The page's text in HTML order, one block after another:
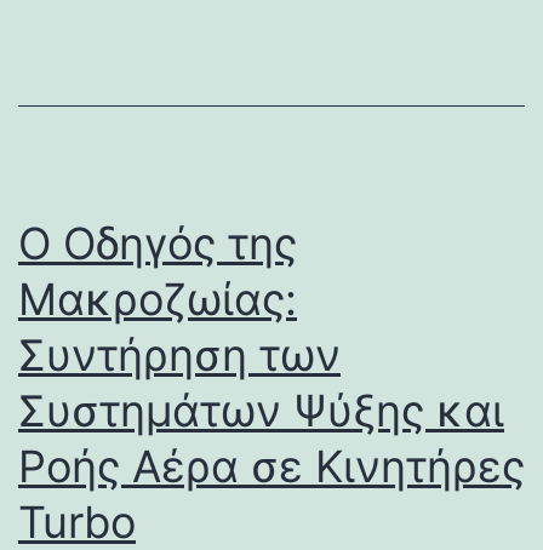
Ο Οδηγός της
Μακροζωίας:
Συντήρηση των
Συστημάτων Ψύξης και
Ροής Αέρα σε Κινητήρες
Turbo